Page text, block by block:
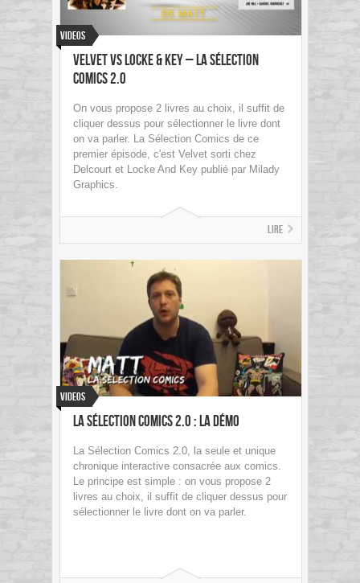
Videos
Velvet vs Locke & Key – La Sélection
Comics 2.0
On vous propose 2 livres au choix, il suffit de
cliquer dessus pour sélectionner le livre dont
on va parler. La Sélection Comics de ce
premier épisode, c'est Velvet sorti chez
Delcourt et Locke And Key publié par Milady
Graphics.
Lire
Videos
La Sélection Comics 2.0 : la démo
La Sélection Comics 2.0, la seule et unique
chronique interactive consacrée aux comics.
Le principe est simple : on vous propose 2
livres au choix, il suffit de cliquer dessus pour
sélectionner le livre dont on va parler.